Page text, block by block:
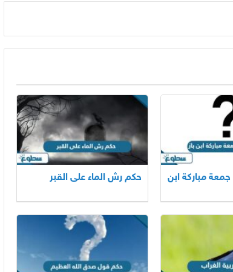
مباركة ابن
حكم رش الماء على القبر